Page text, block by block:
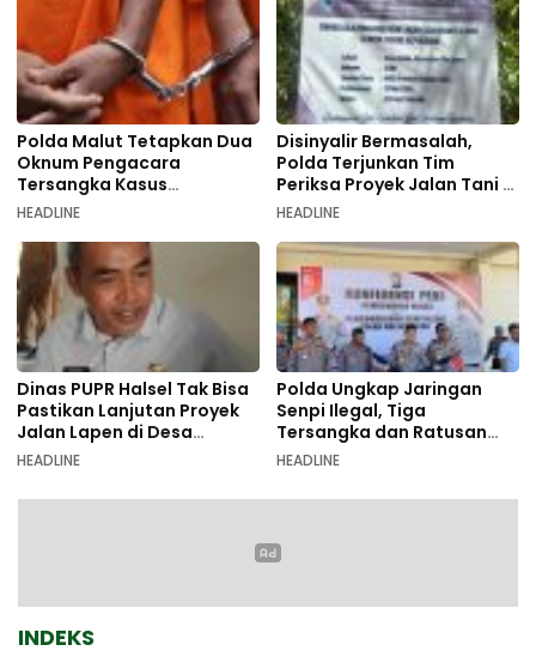
Polda Malut Tetapkan Dua
Oknum Pengacara
Tersangka Kasus
Pemalsuan Dokumen
HEADLINE
Disinyalir Bermasalah,
Polda Terjunkan Tim
Periksa Proyek Jalan Tani di
Galala
HEADLINE
Dinas PUPR Halsel Tak Bisa
Pastikan Lanjutan Proyek
Jalan Lapen di Desa
Sambiki
HEADLINE
Polda Ungkap Jaringan
Senpi Ilegal, Tiga
Tersangka dan Ratusan
Amunisi Diamankan
HEADLINE
INDEKS